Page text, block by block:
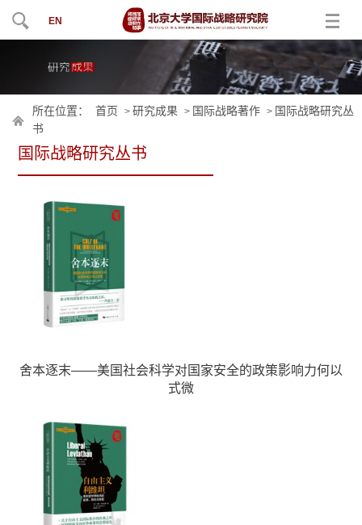
EN
所在位置： 首页 >研究成果 > 国际战略著作 > 国际战略研究丛
书
国际战略研究丛书
舍本逐末——美国社会科学对国家安全的政策影响力何以
式微